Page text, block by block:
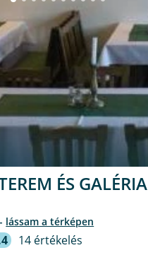
ÉS GALÉRIA
lássam a térképen
14 értékelés